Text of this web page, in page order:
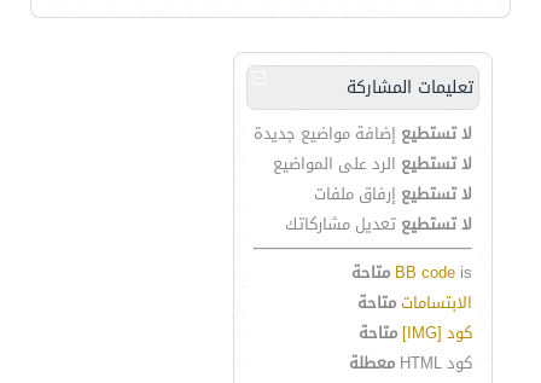
تعليمات المشاركة
لا تستطيع إضافة مواضيع جديدة
لا تستطيع الرد على المواضيع
لا تستطيع إرفاق ملفات
لا تستطيع تعديل مشاركاتك
BB code is
متاحة
الابتساماتمتاحة
كود [IMG]
متاحة
كود HTML
معطلة